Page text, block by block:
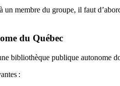
un membre du groupe, il faut
du Québec
bibliothèque publique autonome
: